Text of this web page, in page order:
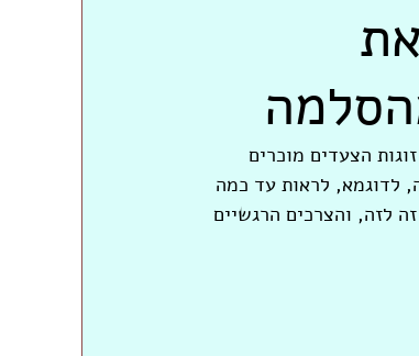
הצעדים מוכרים
לדוגמא, לראות עד כמה
לזה, והצרכים הרגשיים